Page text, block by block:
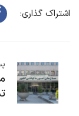
اشتراک گذاری: